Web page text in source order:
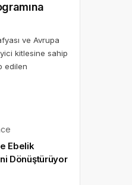
ve Avrupa
kitlesine sahip
edilen
Ebelik
Dönüştürüyor